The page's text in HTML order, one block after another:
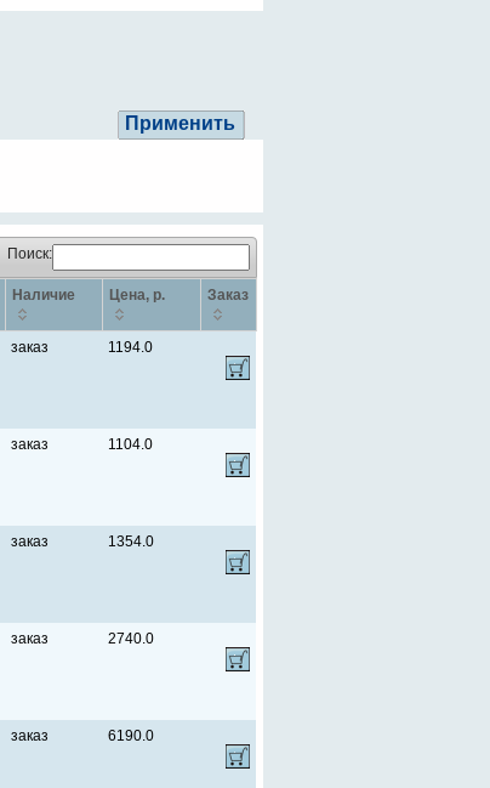
Поиск:
Наличие Цена, p. Заказ
заказ 1194.0
заказ 1104.0
заказ 1354.0
заказ 2740.0
заказ 6190.0